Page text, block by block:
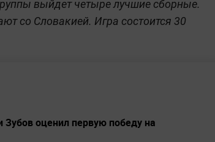
выйдет четыре лучшие сборные.
со Словакией. Игра состоится 30
Зубов оценил первую победу на